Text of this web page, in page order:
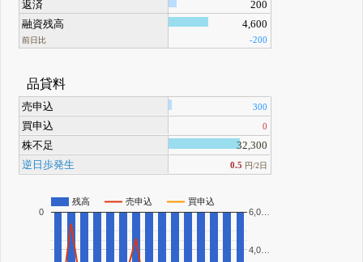
返済
200
融資残高
前日比
4,600
-200
品貸料
売申込 300
買申込 0
株不足
32,300
逆日歩発生
0.5 円/2日
残高 売申込 買申込
0
4,0…
6,0…